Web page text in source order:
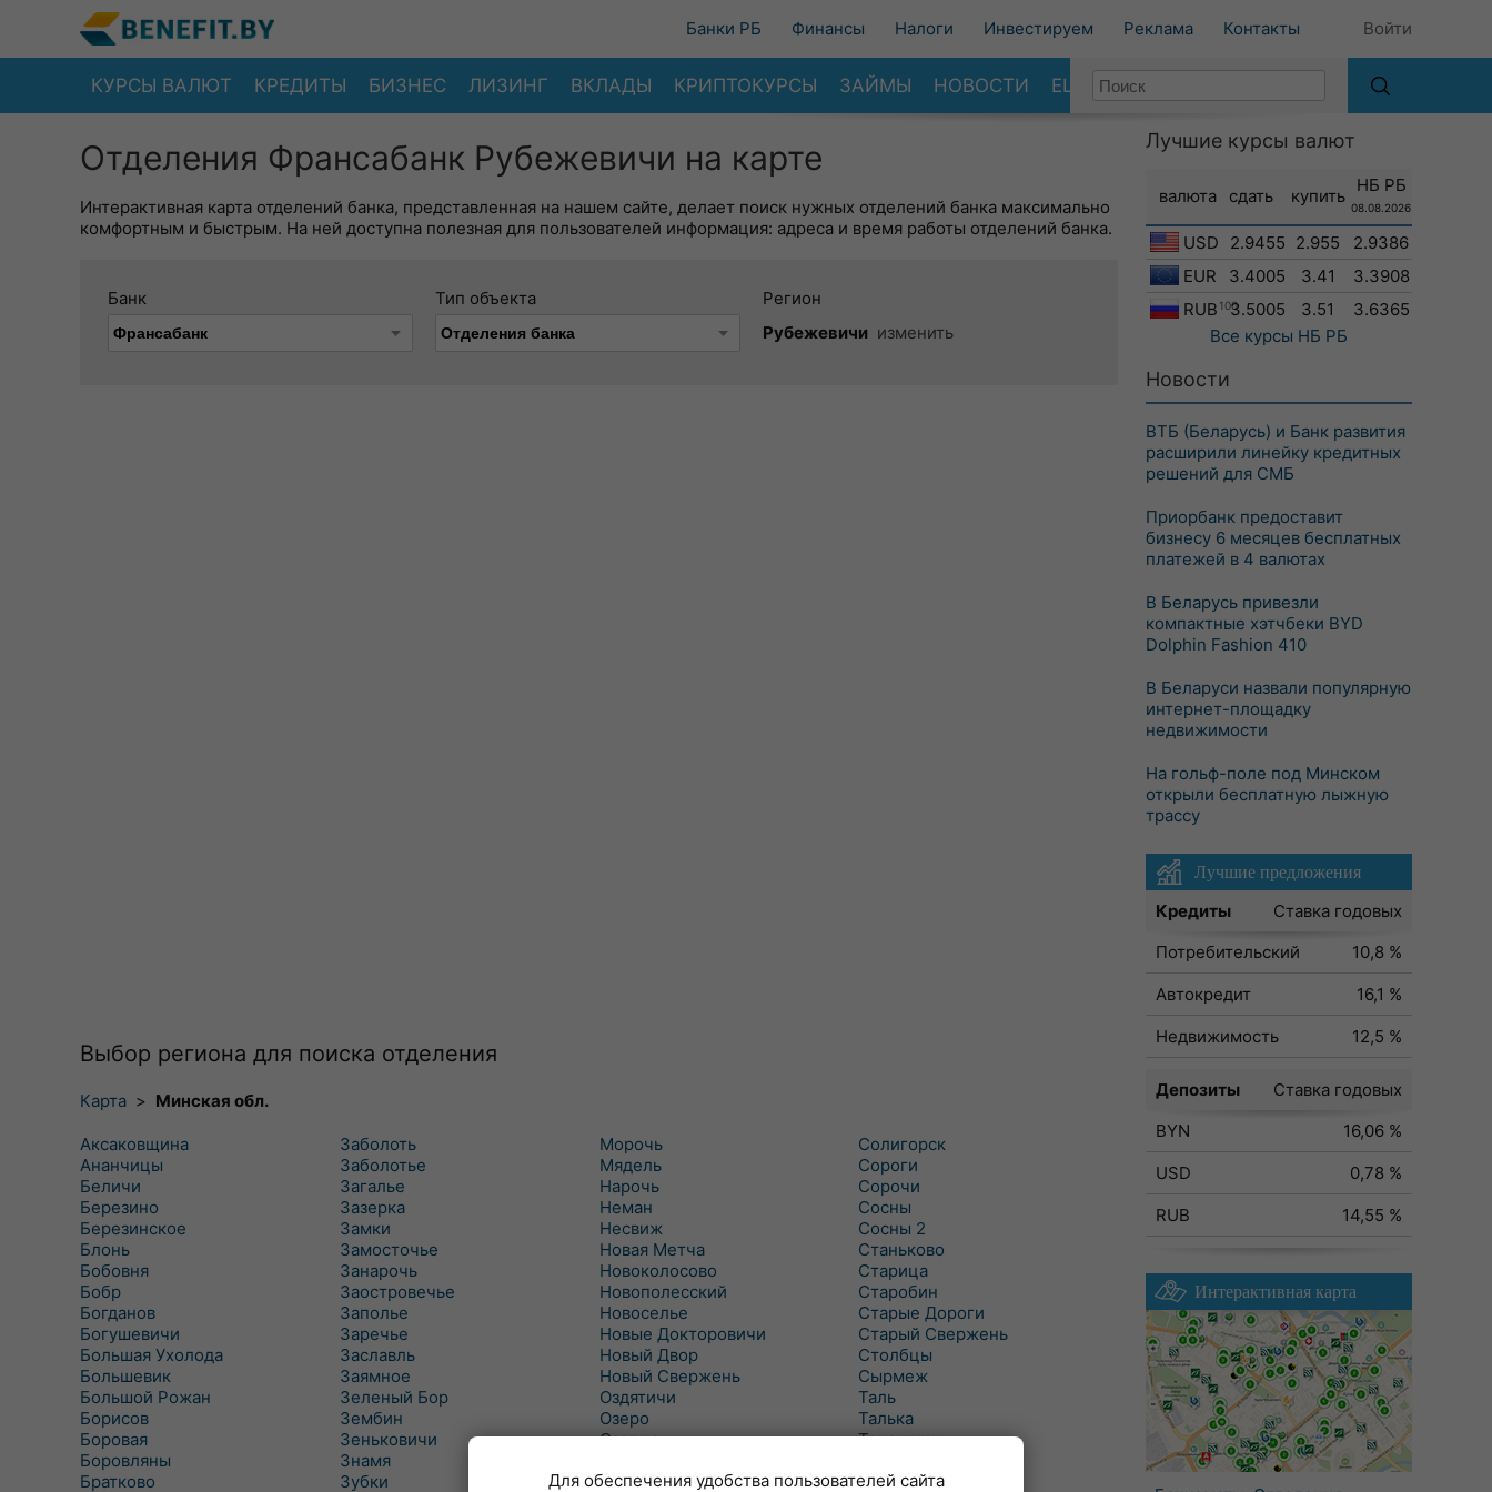
Банки РБ Финансы Налоги Инвестируем Реклама Контакты Войти
КУРСЫ ВАЛЮТ КРЕДИТЫ БИЗНЕС ЛИЗИНГ ВКЛАДЫ КРИПТОКУРСЫ ЗАЙМЫ НОВОСТИ ЕЩЕ
Отделения Франсабанк Рубежевичи на карте
Интерактивная карта отделений банка, представленная на нашем сайте, делает поиск нужных отделений банка максимально
комфортным и быстрым. На ней доступна полезная для пользователей информация: адреса и время работы отделений банка.
Банк Тип объекта
Регион
Рубежевичи изменить
Выбор региона для поиска отделения
Карта > Минская обл.
Аксаковщина
Ананчицы
Беличи
Березино
Березинское
Блонь
Бобовня
Бобр
Богданов
Богушевичи
Большая Ухолода
Большевик
Большой Рожан
Борисов
Боровая
Боровляны
Братково
Заболоть
Заболотье
Загалье
Зазерка
Замки
Замосточье
Занарочь
Заостровечье
Заполье
Заречье
Заславль
Заямное
Зеленый Бор
Зембин
Зеньковичи
Знамя
Зубки
Морочь
Мядель
Нарочь
Неман
Несвиж
Новая Метча
Новоколосово
Новополесский
Новоселье
Новые Докторовичи
Новый Двор
Новый Свержень
Оздятичи
Озеро
Озерцо
Октябрь
Солигорск
Сороги
Сорочи
Сосны
Сосны 2
Станьково
Старица
Старобин
Старые Дороги
Старый Свержень
Столбцы
Сырмеж
Таль
Талька
Танежицы
Турец-Бояры
Лучшие курсы валют
валюта сдать купить
НБ РБ
08.08.2026
USD 2.9455 2.955
2.9386
EUR
3.4005 3.41
3.3908
RUB 1003.5005 3.51
3.6365
Все курсы НБ РБ
Новости
ВТБ (Беларусь) и Банк развития
расширили линейку кредитных
решений для СМБ
Приорбанк предоставит
бизнесу 6 месяцев бесплатных
платежей в 4 валютах
В Беларусь привезли
компактные хэтчбеки BYD
Dolphin Fashion 410
В Беларуси назвали популярную
интернет-площадку
недвижимости
На гольф-поле под Минском
открыли бесплатную лыжную
трассу
Лучшие предложения
Кредиты
Ставка годовых
Потребительский
10,8 %
Автокредит
16,1 %
Недвижимость
12,5 %
Депозиты
Ставка годовых
BYN
16,06 %
USD
0,78 %
RUB
14,55 %
Интерактивная карта
Для обеспечения удобства пользователей сайта